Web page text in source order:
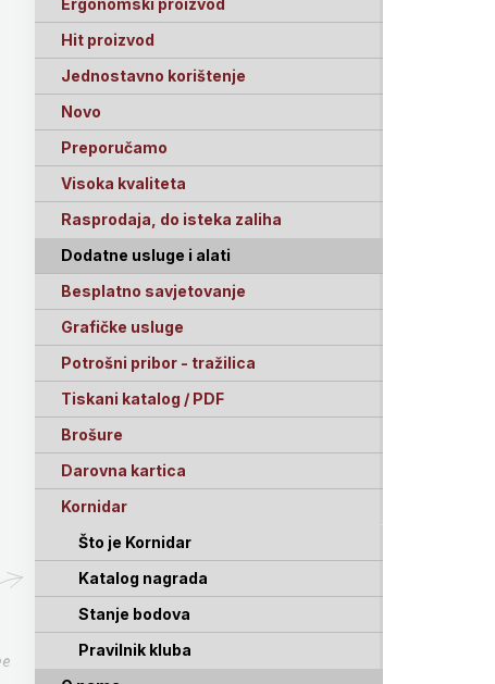
Ergonomski proizvod
Hit proizvod
Jednostavno korištenje
Novo
Preporučamo
Visoka kvaliteta
Rasprodaja, do isteka zaliha
Dodatne usluge i alati
Besplatno savjetovanje
Grafičke usluge
Potrošni pribor - tražilica
Tiskani katalog / PDF
Brošure
Darovna kartica
Kornidar
Što je Kornidar
Katalog nagrada
Stanje bodova
Pravilnik kluba